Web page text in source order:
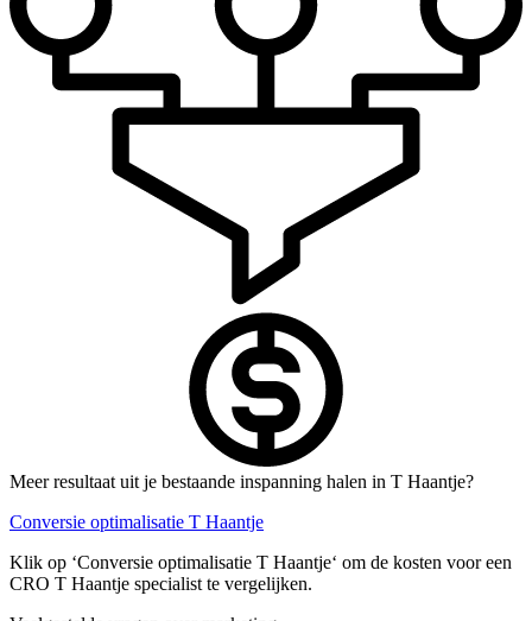
Meer resultaat uit je bestaande inspanning halen in T Haantje?
Conversie optimalisatie T Haantje
Klik op ‘Conversie optimalisatie T Haantje‘ om de kosten voor een
CRO T Haantje specialist te vergelijken.